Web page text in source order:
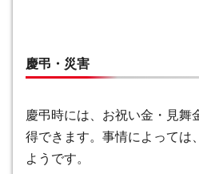
慶弔・災害
慶弔時には、お祝い金・見舞
得できます。事情によっては
ようです。